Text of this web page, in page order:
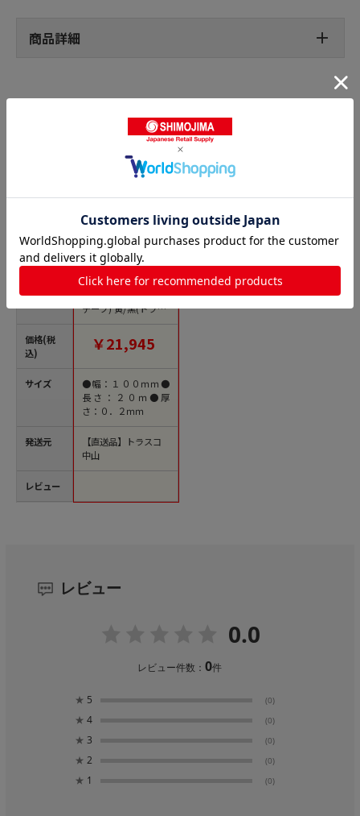
商品詳細
トラテープの人気商品との比較
価格(税
込)
サイズ
発送元
レビュー
トラスコ中山 緑十字
ガードテープ(ライン
テープ) 黄/黒(トラ柄)
GT-102TR 100mm幅
巻）【直送品】
￥21,945
●幅：１００ｍｍ●
長さ：２０ｍ●厚
さ：０．２ｍｍ
【直送品】トラスコ
中山
レビュー
0.0
レビュー件数：0件
★ 5 (0)
★ 4 (0)
★ 3 (0)
★ 2 (0)
★ 1 (0)